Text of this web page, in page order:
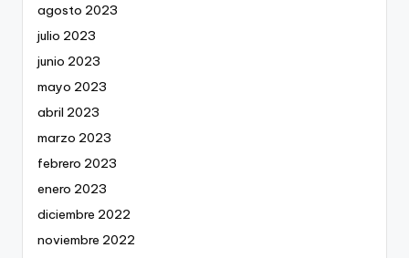
agosto 2023
julio 2023
junio 2023
mayo 2023
abril 2023
marzo 2023
febrero 2023
enero 2023
diciembre 2022
noviembre 2022